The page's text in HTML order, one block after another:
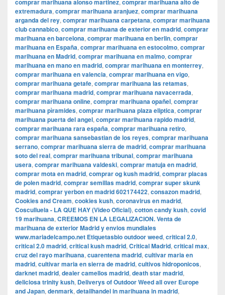
comprar marihuana alonso martinez, comprar marihuana alto de
extremadura, comprar marihuana aranjuez, comprar marihuana
arganda del rey, comprar marihuana carpetana, comprar marihuana
club cannabico, comprar marihuana de exterior en madrid, comprar
marihuana en barcelona, comprar marihuana en berlin, comprar
marihuana en España, comprar marihuana en estocolmo, comprar
marihuana en Madrid, comprar marihuana en malmo, comprar
marihuana en mano en madrid, comprar marihuana en monterrey,
comprar marihuana en valencia, comprar marihuana en vigo,
comprar marihuana getafe, comprar marihuana las retamas,
comprar marihuana madrid, comprar marihuana navacerrada,
comprar marihuana online, comprar marihuana opañel, comprar
marihuana pìramides, comprar marihuana plaza eliptica, comprar
marihuana puerta del angel, comprar marihuana rapido madrid,
comprar marihuana rara españa, comprar marihuana retiro,
comprar marihuana sansebastian de los reyes, comprar marihuana
serrano, comprar marihuana sierra de madrid, comprar marihuana
soto del real, comprar marihuana tribunal, comprar marihuana
usera, comprar marihuana valdeski, comprar matuja en madrid,
comprar mota en madrid, comprar og kush madrid, comprar placas
de polen madrid, comprar semillas madrid, comprar super skunk
madrid, comprar yerbon en madrid 602174422, consazon madrid,
Cookies and Cream, cookies kush, coronavirus en madrid,
Cosculluela - LA QUE HAY (Video Oficial), cotton candy kush, covid
19 marihuana, CREEMOS EN LA LEGALIZACION. Venta de
marihuana de exterior Madrid y envios mundiales
www.mariadelcampo.net Etiquetasbio outdoor weed, critical 2.0,
critical 2.0 madrid, critical kush madrid, Critical Madrid, critical max,
cruz del rayo marihuana, cuarentena madrid, cultivar maria en
madrid, cultivar maria en sierra de madrid, cultivos hidroponicos,
darknet madrid, dealer camellos madrid, death star madrid,
deliciosa trinity kush, Deliverys of Outdoor Weed all over Europe
and Japan, denmark, detailhandel in marihuana in madrid,